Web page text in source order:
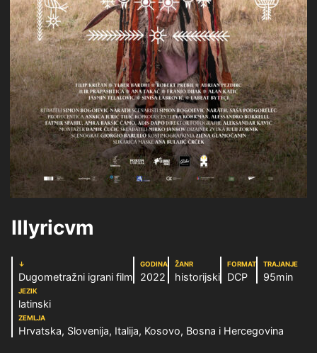
Illyricvm
↓
Dugometražni igrani film
GODINA
2022
ŽANR
historijski
FORMAT
DCP
TRAJANJE
95min
JEZIK
latinski
ZEMLJA
Hrvatska, Slovenija, Italija, Kosovo, Bosna i Hercegovina